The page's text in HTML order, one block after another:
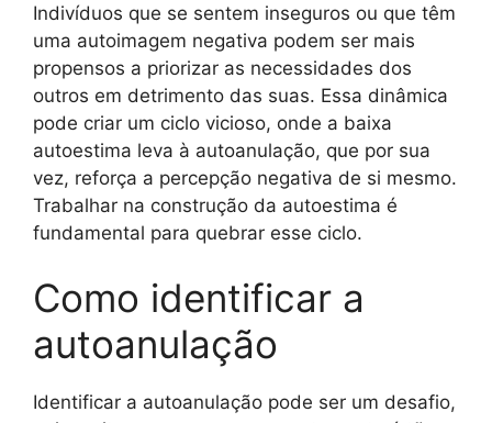
Indivíduos que se sentem inseguros ou que têm
uma autoimagem negativa podem ser mais
propensos a priorizar as necessidades dos
outros em detrimento das suas. Essa dinâmica
pode criar um ciclo vicioso, onde a baixa
autoestima leva à autoanulação, que por sua
vez, reforça a percepção negativa de si mesmo.
Trabalhar na construção da autoestima é
fundamental para quebrar esse ciclo.
Como identificar a
autoanulação
Identificar a autoanulação pode ser um desafio,